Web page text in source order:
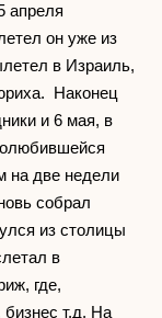
апреля
он уже из
в Израиль,
Наконец
и 6 мая, в
на две недели
собрал
из столицы
в
где,
т.д. На